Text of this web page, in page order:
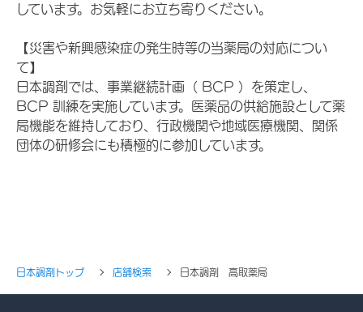
しています。お気軽にお立ち寄りください。
【災害や新興感染症の発生時等の当薬局の対応につい
て】
日本調剤では、事業継続計画（ BCP ）を策定し、
BCP 訓練を実施しています。医薬品の供給施設として薬
局機能を維持しており、行政機関や地域医療機関、関係
団体の研修会にも積極的に参加しています。
日本調剤トップ 店舗検索 日本調剤 高取薬局